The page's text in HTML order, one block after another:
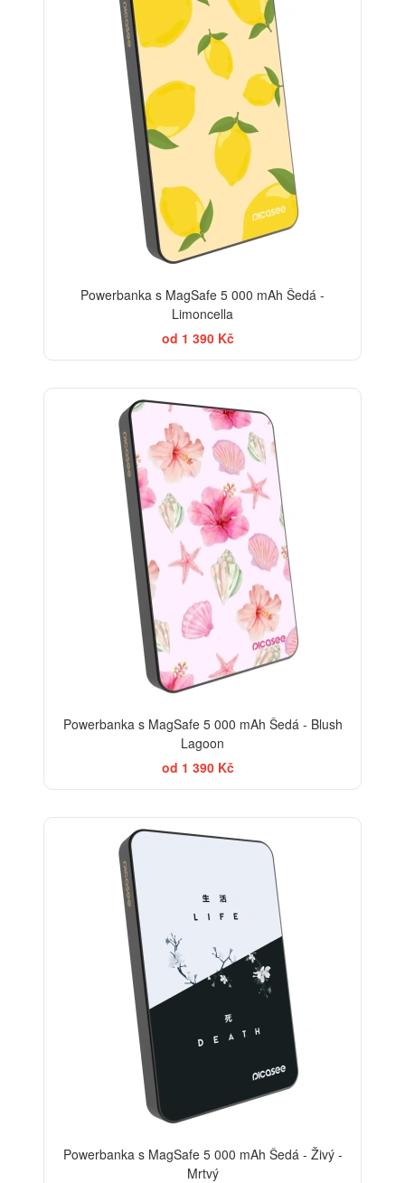
Powerbanka s MagSafe 5 000 mAh Šedá -
Limoncella
od 1 390 Kč
Powerbanka s MagSafe 5 000 mAh Šedá - Blush
Lagoon
od 1 390 Kč
Powerbanka s MagSafe 5 000 mAh Šedá - Živý -
Mrtvý